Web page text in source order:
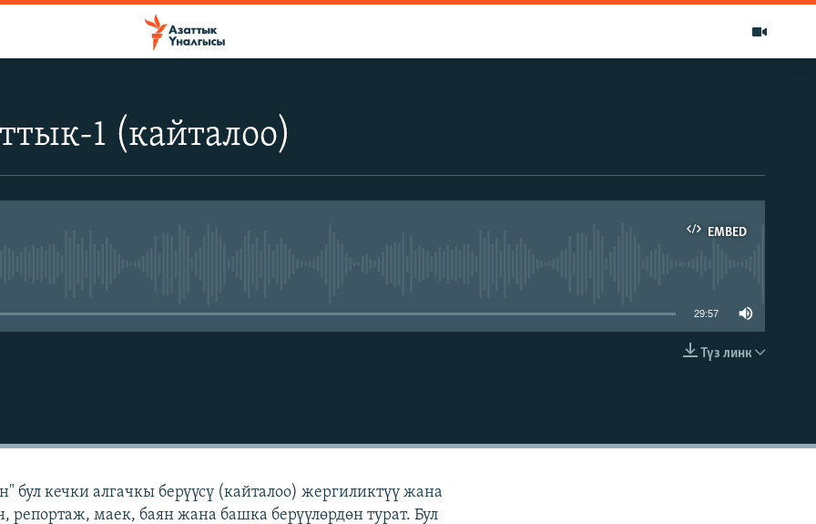
1 (кайталоо)
EMBED
EMBED
29:57
Түз линк
бул кечки алгачкы берүүсү (кайталоо) жергиликтүү жана
репортаж, маек, баян жана башка берүүлөрдөн турат. Бул